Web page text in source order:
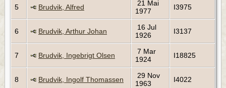
5 Brudvik, Alfred
21 Mai
1977
I3975
6 Brudvik, Arthur Johan
16 Jul
1926
I3137
7 Brudvik, Ingebrigt Olsen
7 Mar
1924
I18825
8 Brudvik, Ingolf Thomassen
29 Nov
1963
I4022